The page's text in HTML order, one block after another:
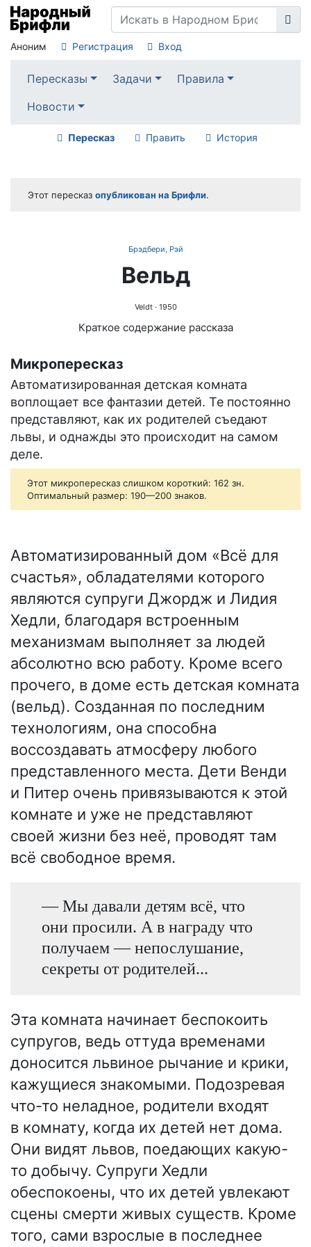
Аноним Регистрация Вход
Пересказы Задачи
Правила
Новости
Пересказ Править История
Этот пересказ опубликован на Брифли.
Брэдбери, Рэй
Вельд
Veldt· 1950
Краткое содержание рассказа
Микропересказ
Автоматизированная детская комната
воплощает все фантазии детей. Те постоянно
представляют, как их родителей съедают
львы, и однажды это происходит на самом
деле.
Этот микропересказ слишком короткий: 162 зн.
Оптимальный размер: 190—200 знаков.
Автоматизированный дом «Всё для
счастья», обладателями которого
являются супруги Джордж и Лидия
Хедли, благодаря встроенным
механизмам выполняет за людей
абсолютно всю работу. Кроме всего
прочего, в доме есть детская комната
(вельд). Созданная по последним
технологиям, она способна
воссоздавать атмосферу любого
представленного места. Дети Венди
и Питер очень привязываются к этой
комнате и уже не представляют
своей жизни без неё, проводят там
всё свободное время.
— Мы давали детям всё, что
они просили. А в награду что
получаем — непослушание,
секреты от родителей...
Эта комната начинает беспокоить
супругов, ведь оттуда временами
доносится львиное рычание и крики,
кажущиеся знакомыми. Подозревая
что-то неладное, родители входят
в комнату, когда их детей нет дома.
Они видят львов, поедающих какую-
то добычу. Супруги Хедли
обеспокоены, что их детей увлекают
сцены смерти живых существ. Кроме
того, сами взрослые в последнее